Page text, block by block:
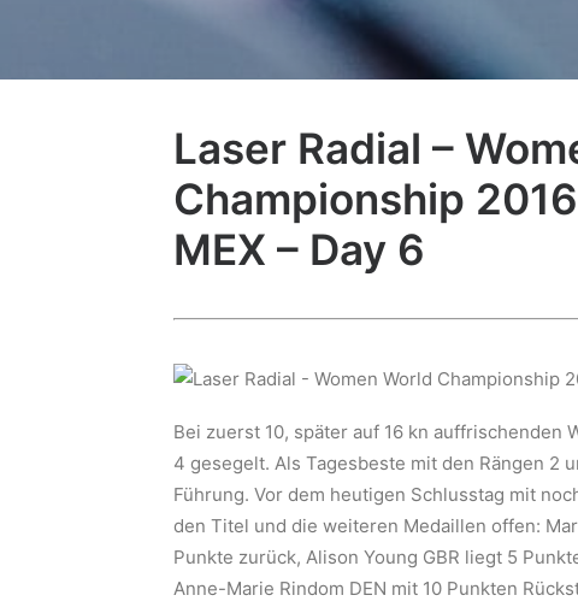
Laser Radial –
Championship
MEX – Day 6
Bei zuerst 10, später auf 16 kn
4 gesegelt. Als Tagesbeste mit den Rängen 2
Führung. Vor dem heutigen Schlusstag mit
den Titel und die weiteren Medaillen offen:
Punkte zurück, Alison Young GBR liegt 5
Anne-Marie Rindom DEN mit 10 Punkten